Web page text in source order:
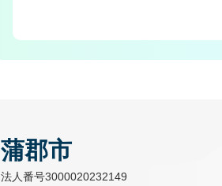
蒲郡市
法人番号3000020232149